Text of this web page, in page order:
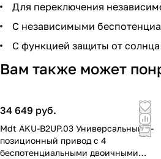
Для переключения
С независимыми
С функцией защиты от солнца
Вам также может
34 649 руб.
Mdt AKU-B2UP.03 Универсальный 2-
позиционный привод с 4
беспотенциальными двоичными